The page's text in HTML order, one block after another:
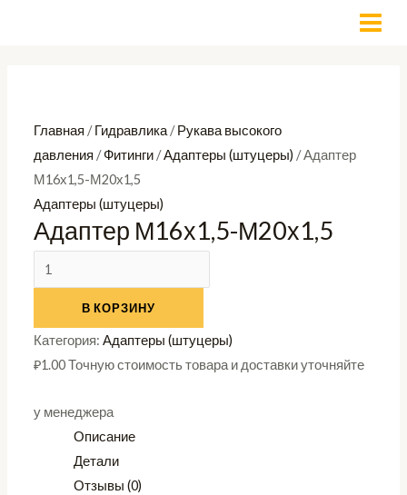
Главная /Гидравлика /Рукава высокого
давления /Фитинги /Адаптеры (штуцеры) / Адаптер
М16х1,5-М20х1,5
Адаптеры (штуцеры)
Адаптер М16х1,5-М20х1,5
В КОРЗИНУ
Категория:Адаптеры (штуцеры)
₽1.00Точную стоимость товара и доставки уточняйте
у менеджера
Описание
Детали
Отзывы (0)